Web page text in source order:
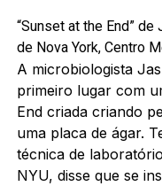
“Sunset at the End”
de Nova York, Centro
A microbiologista
primeiro lugar com
End criada criando
uma placa de ágar.
técnica de
NYU, disse que se